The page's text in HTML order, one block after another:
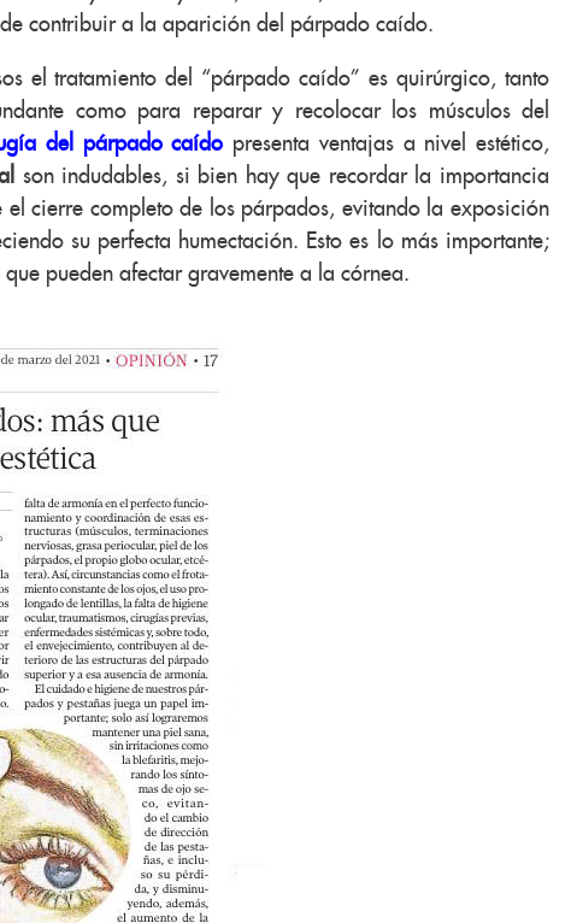
contribuir a la aparición del párpado caído.
el tratamiento del “párpado caído” es quirúrgico, tanto
como para reparar y recolocar los músculos del
del párpado caído presenta ventajas a nivel estético,
son indudables, si bien hay que recordar la importancia
cierre completo de los párpados, evitando la exposición
su perfecta humectación. Esto es lo más importante;
pueden afectar gravemente a la córnea.